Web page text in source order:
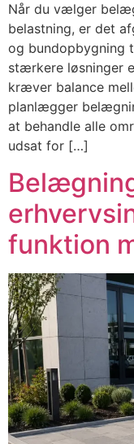
Når du vælger
belastning, er det
og bundopbygning
stærkere løsninger
kræver balance
planlægger
at behandle alle
udsat for […]
funktion